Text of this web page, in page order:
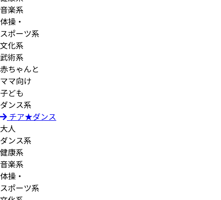
音楽系
体操・
スポーツ系
文化系
武術系
赤ちゃんと
ママ向け
子ども
ダンス系
チア★ダンス
大人
ダンス系
健康系
音楽系
体操・
スポーツ系